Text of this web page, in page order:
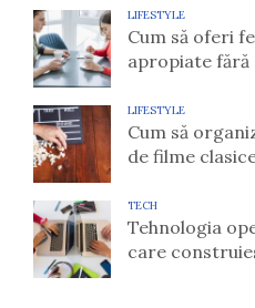
LIFESTYLE
Cum să oferi
apropiate fără
LIFESTYLE
Cum să
de filme
TECH
Tehnologia
care